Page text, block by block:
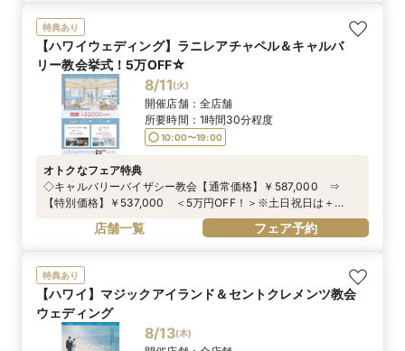
特典あり
【ハワイウェディング】ラニレアチャペル＆キャルバ
リー教会挙式！5万OFF☆
8/11(火)
開催店舗： 全店舗
所要時間： 1時間30分程度
10:00〜19:00
オトクなフェア特典
◇キャルバリーバイザシー教会【通常価格】￥587,000 ⇒
【特別価格】￥537,000 ＜5万円OFF！＞※土日祝日は＋
￥30,000円（不課税）◇ラニレアチャペル【通常価格】
￥497,000 ⇒ 【特別価格】￥447,000 ＜5万円OFF！＞※
泊されない場合+￥45,000（不課税）
店舗一覧 フェア予約
特典あり
【ハワイ】マジックアイランド＆セントクレメンツ教会
ウェディング
8/13(木)